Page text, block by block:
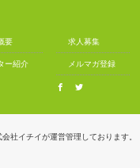
要
ー紹介
求人募集
メルマガ登録
社イチイが運営管理しております。